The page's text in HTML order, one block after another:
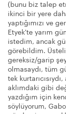
(bunu biz talep
ikinci bir yere
yaptığımızı ve
Etyek'te yarım
istedim, ancak
görebildim.
gereksiz/garip
olmasaydı, tüm
tek
aklımdaki gibi
yazdığım için
söylüyorum,